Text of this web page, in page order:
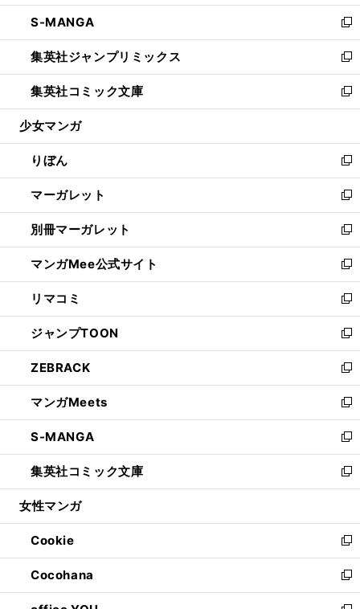
開
く
ウ
で
開
く
ン
ド
ウ
で
開
く
ウ
ィ
ン
ド
ウ
で
開
し
い
ウ
ィ
ン
ド
ウ
開
く
S-MANGA
新
し
い
ウ
ィ
ン
ウ
で
開
く
集英社ジャンプリミックス
新
し
い
ウ
ン
ド
ウ
で
開
く
集英社コミック文庫
新
し
ウ
ィ
ン
ド
ウ
で
開
く
少女マンガ
りぼん
新
し
い
ウ
ィ
ン
ド
ウ
で
開
く
マーガレット
新
し
い
ウ
ィ
ン
ド
ウ
で
開
く
別冊マーガレット
新
し
い
ウ
ィ
ン
ド
ウ
で
開
く
マンガMee公式サイト
新
し
い
ウ
ィ
ン
ド
ウ
で
開
く
リマコミ
新
し
い
ウ
ィ
ン
ド
ウ
で
開
く
ジャンプTOON
新
し
い
ウ
ィ
ン
ド
ウ
で
開
ZEBRACK
新
し
い
ウ
ィ
ン
ド
ウ
開
く
マンガMeets
新
し
い
ウ
ィ
ン
ウ
で
開
く
S-MANGA
新
し
い
ウ
ン
ド
ウ
で
開
集英社コミック文庫
新
し
ウ
ィ
ン
ド
ウ
女性マンガ
Cookie
新
し
い
ウ
Cocohana
新
し